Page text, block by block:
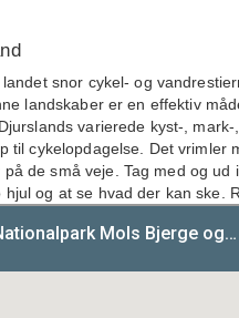
snor cykel- og
landskaber er en effektiv
varierede kyst-,
til cykelopdagelse. Det vrimler
de små veje. Tag med og ud
og at se hvad der kan ske.